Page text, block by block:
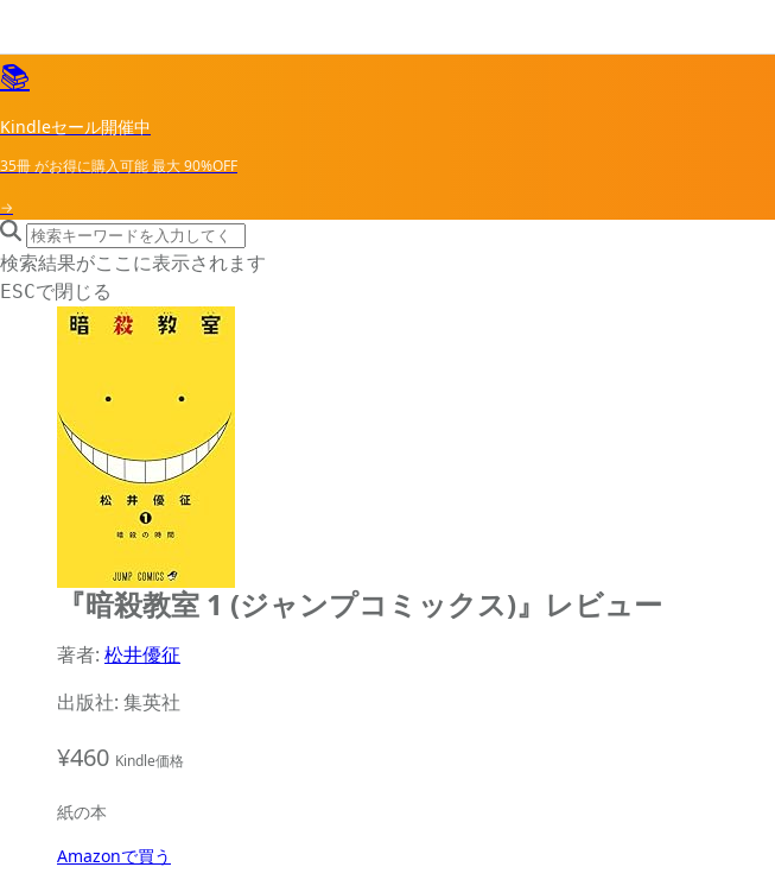
📚
Kindleセール開催中
35冊がお得に購入可能最大90%OFF
→
search icon
サイト内検索
検索結果がここに表示されます
ESCで閉じる
『暗殺教室 1 (ジャンプコミックス)』レビュー
著者: 松井優征
出版社: 集英社
¥460 Kindle価格
紙の本
Amazonで買う